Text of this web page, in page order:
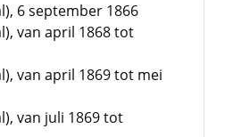
6 september 1866
van april 1868 tot
van april 1869 tot mei
van juli 1869 tot